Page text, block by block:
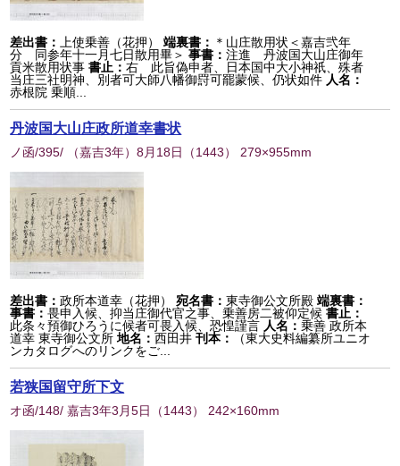
差出書： 上使乗善（花押） 端裏書： ＊山庄散用状＜嘉吉弐年
分 同参年十一月七日散用畢＞ 事書：注進 丹波国大山庄御年
貢米散用状事 書止：右 此旨偽申者、日本国中大小神祇、殊者
当庄三社明神、別者可大師八幡御罸可罷蒙候、仍状如件 人名：
赤根院 乗順...
丹波国大山庄政所道幸書状
ノ函/395/ （嘉吉3年）8月18日 （1443） 279×955mm
差出書：政所本道幸（花押） 宛名書：東寺御公文所殿 端裏書：
事書：畏申入候、抑当庄御代官之事、乗善房二被仰定候 書止：
此条々預御ひろうに候者可畏入候、恐惶謹言 人名：乗善 政所本
道幸 東寺御公文所 地名：西田井 刊本：
（東大史料編纂所ユニオ
ンカタログへのリンクをご...
若狭国留守所下文
オ函/148/ 嘉吉3年3月5日 （1443） 242×160mm